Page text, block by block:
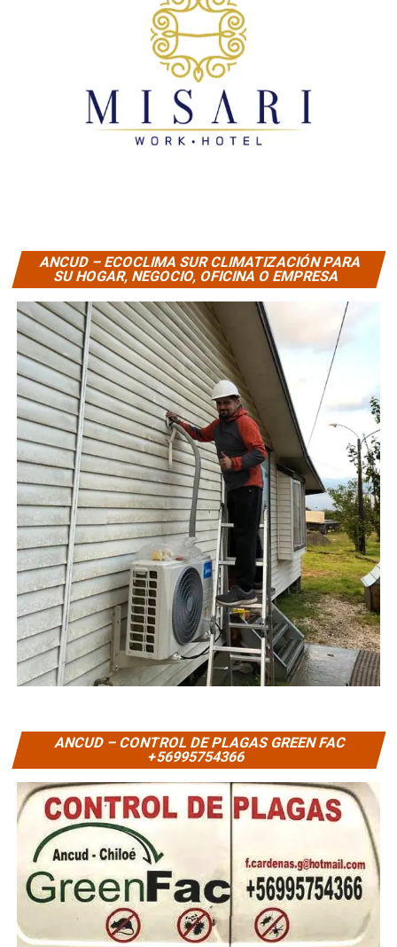
ANCUD – ECOCLIMA SUR CLIMATIZACIÓN PARA
SU HOGAR, NEGOCIO, OFICINA O EMPRESA
ANCUD – CONTROL DE PLAGAS GREEN FAC
+56995754366